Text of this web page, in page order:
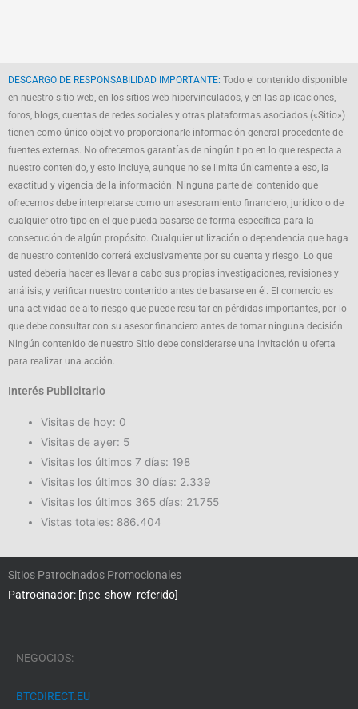
DESCARGO DE RESPONSABILIDAD IMPORTANTE: Todo el contenido disponible
en nuestro sitio web, en los sitios web hipervinculados, y en las aplicaciones,
foros, blogs, cuentas de redes sociales y otras plataformas asociados («Sitio»)
tienen como único objetivo proporcionarle información general procedente de
fuentes externas. No ofrecemos garantías de ningún tipo en lo que respecta a
nuestro contenido, y esto incluye, aunque no se limita únicamente a eso, la
exactitud y vigencia de la información. Ninguna parte del contenido que
ofrecemos debe interpretarse como un asesoramiento financiero, jurídico o de
cualquier otro tipo en el que pueda basarse de forma específica para la
consecución de algún propósito. Cualquier utilización o dependencia que haga
de nuestro contenido correrá exclusivamente por su cuenta y riesgo. Lo que
usted debería hacer es llevar a cabo sus propias investigaciones, revisiones y
análisis, y verificar nuestro contenido antes de basarse en él. El comercio es
una actividad de alto riesgo que puede resultar en pérdidas importantes, por lo
que debe consultar con su asesor financiero antes de tomar ninguna decisión.
Ningún contenido de nuestro Sitio debe considerarse una invitación u oferta
para realizar una acción.
Interés Publicitario
Visitas de hoy: 0
Visitas de ayer: 5
Visitas los últimos 7 días: 198
Visitas los últimos 30 días: 2.339
Visitas los últimos 365 días: 21.755
Vistas totales: 886.404
Sitios Patrocinados Promocionales
Patrocinador: [npc_show_referido]
NEGOCIOS:
BTCDIRECT.EU